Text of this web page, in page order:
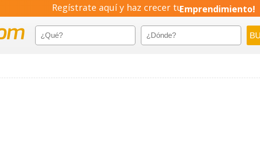
Regístrate aquí y haz crecer tuEmprendimiento!